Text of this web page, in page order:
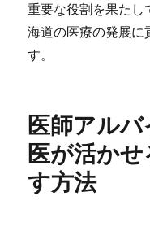
重要な役割を果たし
海道の医療の発展
す。
医師アル
医が活か
す方法